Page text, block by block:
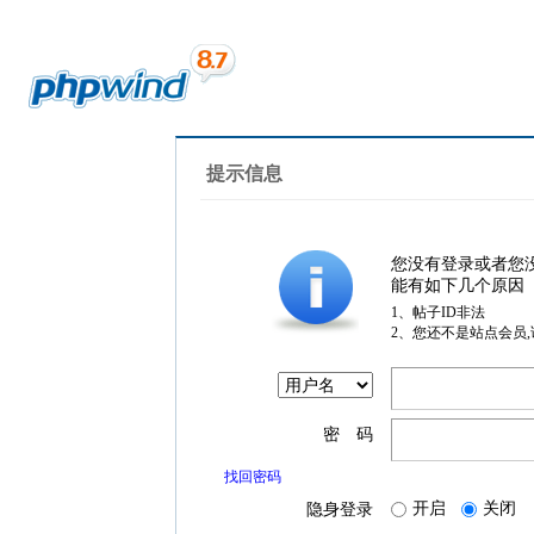
提示信息
您没有登录或者您
能有如下几个原因
1、帖子ID非法
2、您还不是站点会员
密 码
找回密码
隐身登录 开启 关闭